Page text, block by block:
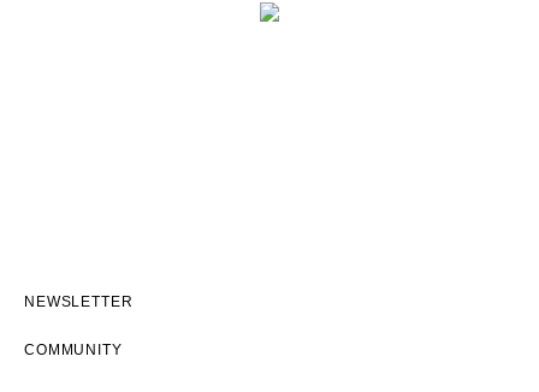
NEWSLETTER
COMMUNITY